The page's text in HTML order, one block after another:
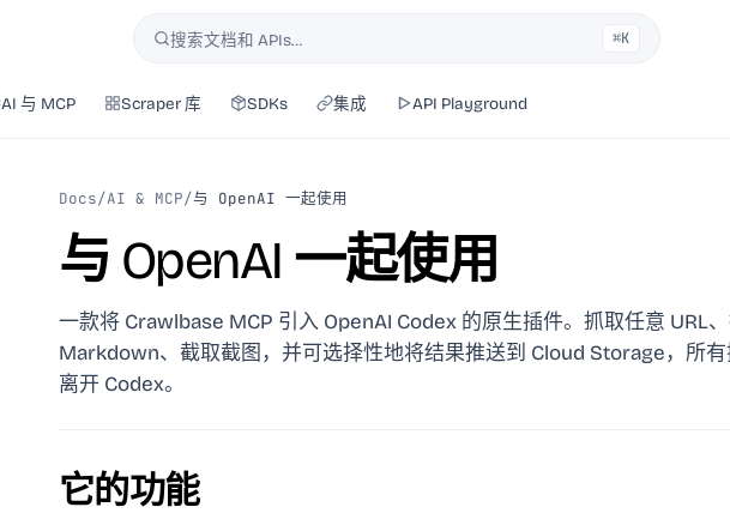
搜索搜索文档和 APIs… ⌘K
AI 与 MCP Scraper 库 SDKs 集成 API Playground
Docs/AI & MCP/与 OpenAI 一起使用
与 OpenAI 一起使用
一款将 Crawlbase MCP 引入 OpenAI Codex 的原生插件。抓取任意 URL
Markdown、截取截图，并可选择性地将结果推送到 Cloud Storage，所
离开 Codex。
它的功能